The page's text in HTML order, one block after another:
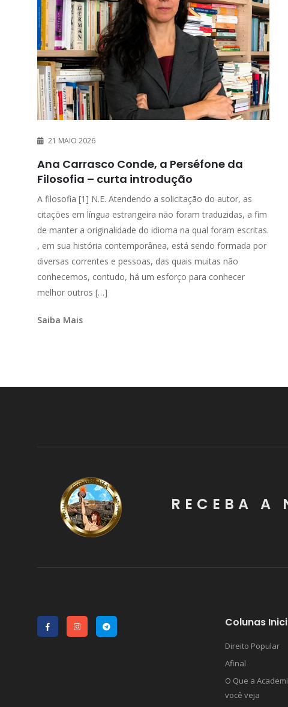
21 MAIO 2026
Ana Carrasco Conde, a Perséfone da
Filosofia – curta introdução
A filosofia [1] N.E. Atendendo a solicitação do autor, as
citações em língua estrangeira não foram traduzidas, a fim
de manter a originalidade do idioma na qual foram escritas.
, em sua história contemporânea, está sendo formada por
diversas correntes e pessoas, das quais muitas não
conhecemos, contudo, há um esforço para conhecer
melhor outros […]
Saiba Mais
RECEBA A
Colunas
Direito Popular
Afinal
O Que a
você veja